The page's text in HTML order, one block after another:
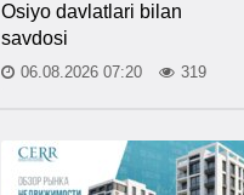
Osiyo davlatlari bilan
savdosi
06.08.2026 07:20 319